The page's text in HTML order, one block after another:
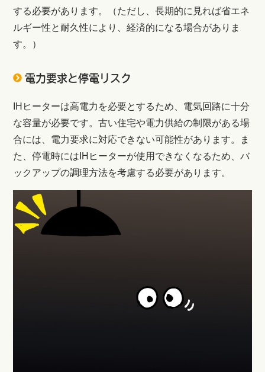
する必要があります。（ただし、長期的に見れば省エネ
ルギー性と耐久性により、経済的になる場合がありま
す。）
電力要求と停電リスク
IHヒーターは高電力を必要とするため、電気回路に十分
な容量が必要です。古い住宅や電力供給の制限がある場
合には、電力要求に対応できない可能性があります。ま
た、停電時にはIHヒーターが使用できなくなるため、バ
ックアップの調理方法を考慮する必要があります。